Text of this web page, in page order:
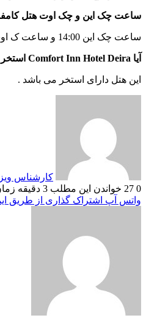
ساعت چک این و چک اوت هتل
ساعت چک این 14:00 و ساعت ک اوت 12:00 می باشد .
آیا Comfort Inn Hotel Deira استخر دارد ؟
این هتل دارای استخر می باشد .
کارشناس
0
خواندن این مطلب 3 دقیقه زمان میبرد
واتس آپ اشتراک گذاری از طریق